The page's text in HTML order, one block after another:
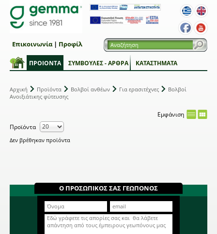
ΠΡΟΙΟΝΤΑ ΣΥΜΒΟΥΛΕΣ - ΑΡΘΡΑ ΚΑΤΑΣΤΗΜΑΤΑ
Επικοινωνία| Προφίλ
Αρχική Προϊόντα Βολβοί ανθέων Για ερασιτέχνες
Βολβοί
Ανοιξιάτικης φύτευσης
Εμφάνιση
Προϊόντα
Δεν βρέθηκαν προϊόντα
Ο ΠΡΟΣΩΠΙΚΟΣ ΣΑΣ ΓΕΩΠΟΝΟΣ